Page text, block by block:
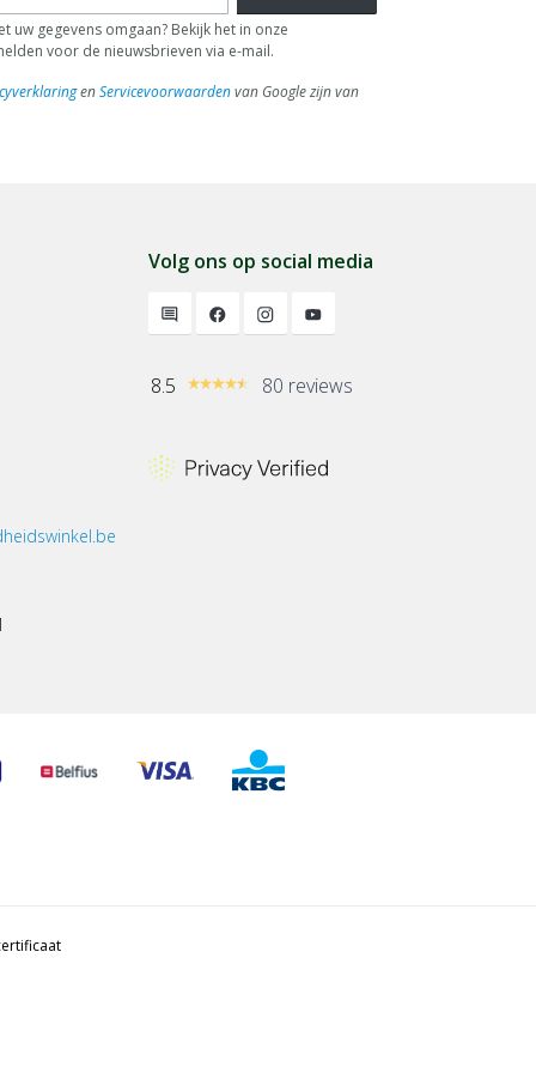
uw gegevens omgaan? Bekijk het in onze
voor de nieuwsbrieven via e-mail.
enServicevoorwaardenvan Google zijn van
Volg ons op social media
8.5 80 reviews